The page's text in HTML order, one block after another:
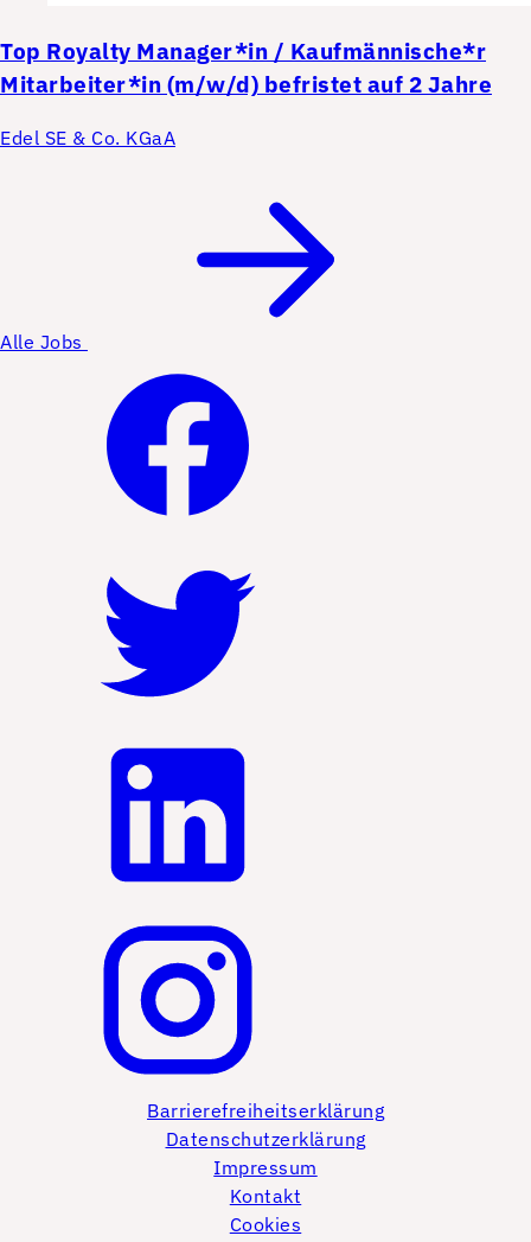
Top Royalty Manager*in / Kaufmännische*r
Mitarbeiter*in (m/w/d) befristet auf 2 Jahre
Edel SE & Co. KGaA
Alle Jobs
Barrierefreiheitserklärung
Datenschutzerklärung
Impressum
Kontakt
Cookies